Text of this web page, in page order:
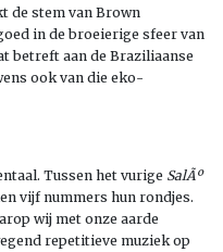
de stem van Brown
in de broeierige sfeer van
betreft aan de Braziliaanse
ook van die eko-
Tussen het vurige SalÃº
vijf nummers hun rondjes.
wij met onze aarde
repetitieve muziek op